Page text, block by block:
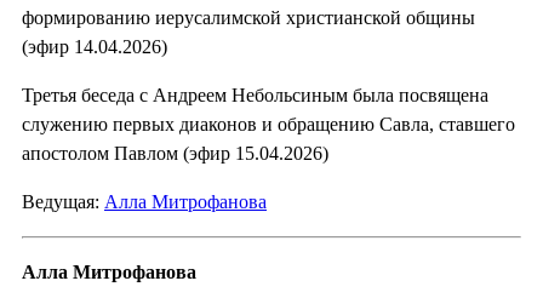
формированию иерусалимской христианской общины
(эфир 14.04.2026)
Третья беседа с Андреем Небольсиным была посвящена
служению первых диаконов и обращению Савла, ставшего
апостолом Павлом (эфир 15.04.2026)
Ведущая: Алла Митрофанова
Алла Митрофанова